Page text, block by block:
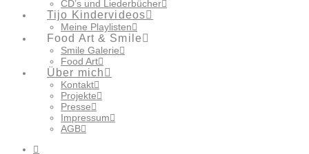
CD’s und Liederbücher
Tijo Kindervideos
Meine Playlisten
Food Art & Smile
Smile Galerie
Food Art
Über mich
Kontakt
Projekte
Presse
Impressum
AGB